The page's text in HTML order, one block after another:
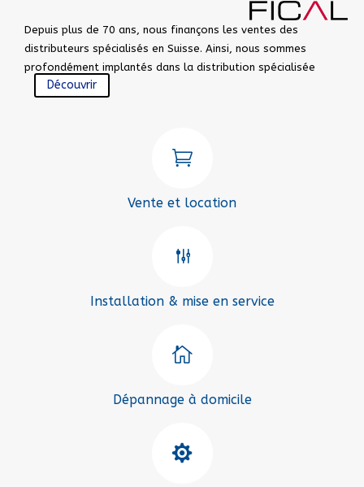
Depuis plus de 70 ans, nous finançons les ventes des
distributeurs spécialisés en Suisse. Ainsi, nous sommes
profondément implantés dans la distribution spécialisée
Découvrir

Vente et location
g
Installation & mise en service

Dépannage à domicile
